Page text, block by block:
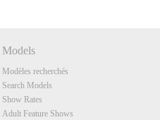
Models
Modèles recherchés
Search Models
Show Rates
Adult Feature Shows
F
R
E
E
C
R
E
DI
T